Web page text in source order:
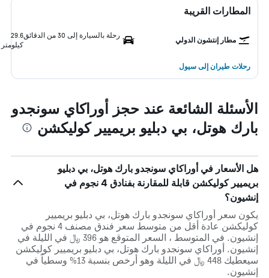
المطارات القريبة
مطار إنتشون الدولي
رحلة بالسيارة إلى 30 من الدقائق
29.6
كيلومتر
رحلات طيران إلى سيول
الأسئلة الشائعة عند حجز أوراكاي سونجدو
بارك هوتل، بي دبليو بريميير كوليكشن
هل الأسعار في أوراكاي سونجدو بارك هوتل، بي دبليو
بريميير كوليكشن قابلة للمقارنة بفنادق 4 نجوم في
إنشيون؟
يكون سعر أوراكاي سونجدو بارك هوتل، بي دبليو بريميير
كوليكشن عادة أقل من متوسط ​​سعر فندق مصنف 4 نجوم في
إنشيون. في المتوسط ، السعر المتوقع هو 396 ﷼ في الليلة في
إنشيون. أوراكاي سونجدو بارك هوتل، بي دبليو بريميير كوليكشن
سيعطيك 448 ﷼ في الليلة وهو أرخص بنسبة 13% وسطياً في
إنشيون.